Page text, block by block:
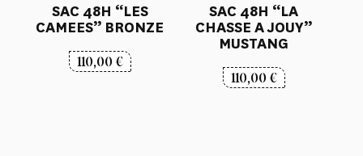
SAC 48H “LES
CAMEES” BRONZE
110,00€
SAC 48H “LA
CHASSE A JOUY”
MUSTANG
110,00€